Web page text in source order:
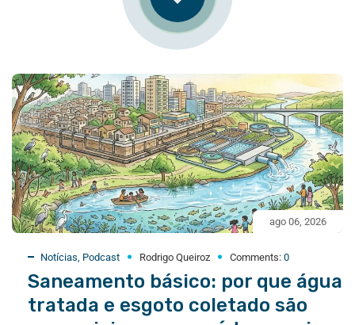
ago 06, 2026
Notícias Podcast Rodrigo Queiroz Comments: 0
Saneamento básico: por que água
tratada e esgoto coletado são